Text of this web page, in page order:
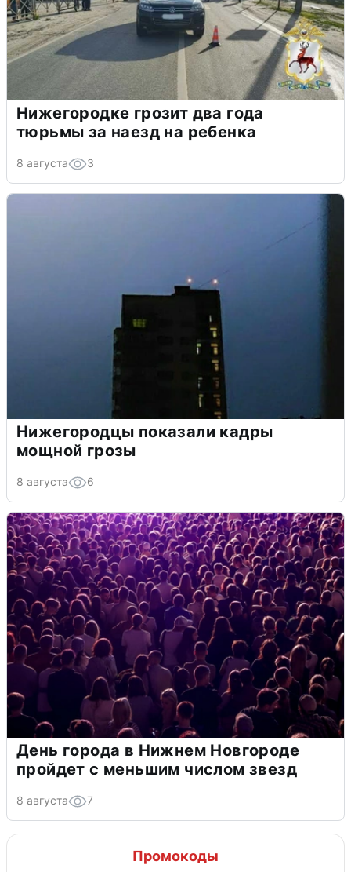
Нижегородке грозит два года
тюрьмы за наезд на ребенка
8 августа 3
Нижегородцы показали кадры
мощной грозы
8 августа 6
День города в Нижнем Новгороде
пройдет с меньшим числом звезд
8 августа 7
Промокоды